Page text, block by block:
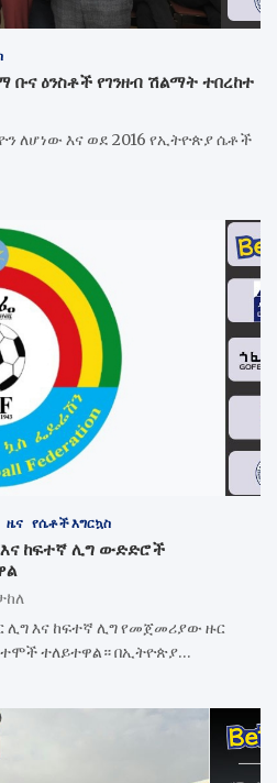
ቡና ዕንስቶች የገንዘብ ሽልማት ተበረከተ
ለሆነው እና ወደ 2016 የኢትዮጵያ ሴቶች
ዜና የሴቶች እግርኳስ
ከፍተኛ ሊግ ውድድሮች
ሊግ እና ከፍተኛ ሊግ የመጀመሪያው ዙር
ተለይተዋል። በኢትዮጵያ…